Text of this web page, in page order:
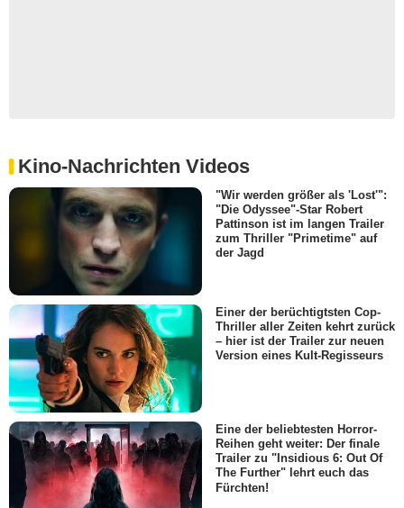
Kino-Nachrichten Videos
"Wir werden größer als 'Lost'":
"Die Odyssee"-Star Robert
Pattinson ist im langen Trailer
zum Thriller "Primetime" auf
der Jagd
Einer der berüchtigtsten Cop-
Thriller aller Zeiten kehrt zurück
– hier ist der Trailer zur neuen
Version eines Kult-Regisseurs
Eine der beliebtesten Horror-
Reihen geht weiter: Der finale
Trailer zu "Insidious 6: Out Of
The Further" lehrt euch das
Fürchten!